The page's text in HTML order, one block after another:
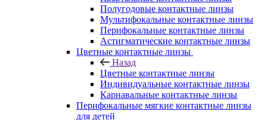
Полугодовые контактные линзы
Мультифокальные контактные линзы
Перифокальные контактные линзы
Астигматические контактные линзы
Цветные контактные линзы
Назад
Цветные контактные линзы
Индивидуальные контактные линзы
Карнавальные контактные линзы
Перифокальные мягкие контактные линзы
для детей